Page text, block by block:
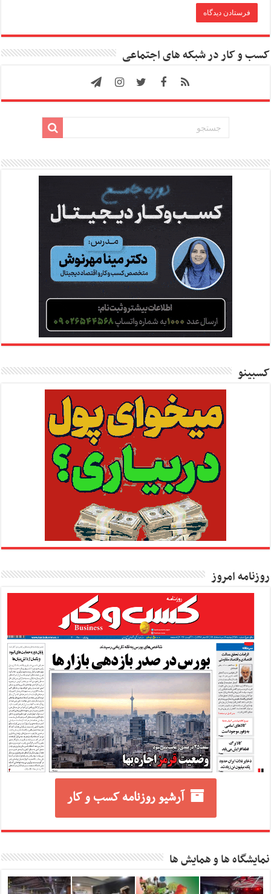
کسب و کار در شبکه های اجتماعی
کسبینو
روزنامه امروز
آرشیو روزنامه کسب و کار
نمایشگاه ها و همایش ها